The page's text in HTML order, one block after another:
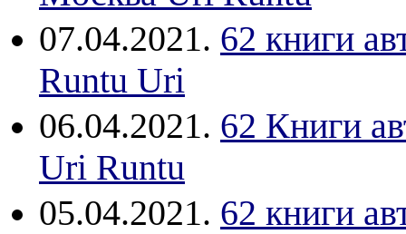
07.04.2021. 62 книги
Runtu Uri
06.04.2021. 62 Книги
Uri Runtu
05.04.2021. 62 книги